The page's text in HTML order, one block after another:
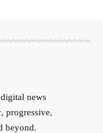
news
progressive,
beyond.